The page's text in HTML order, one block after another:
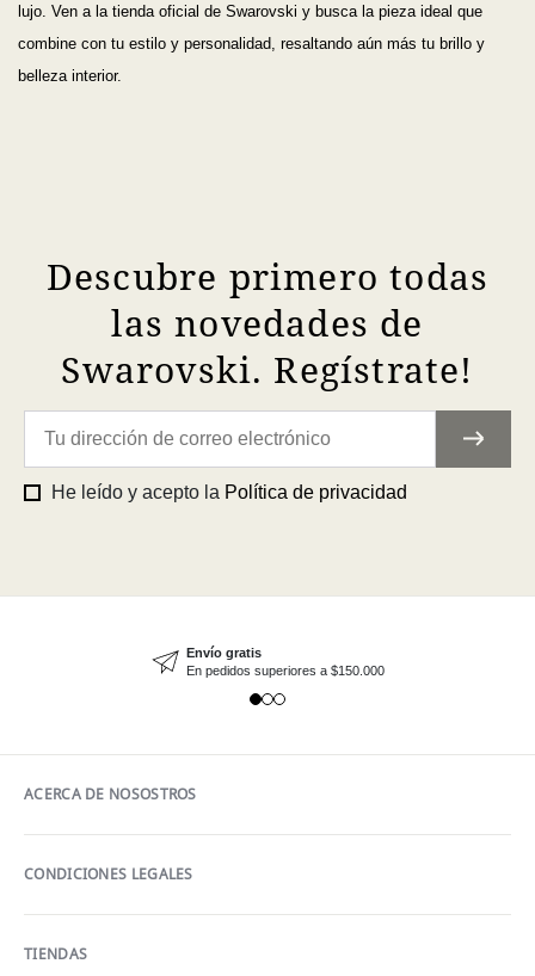
lujo. Ven a la tienda oficial de Swarovski y busca la pieza ideal que
combine con tu estilo y personalidad, resaltando aún más tu brillo y
belleza interior.
Descubre primero todas
las novedades de
Swarovski. Regístrate!
He leído y acepto la Política de privacidad
Envío gratis
En pedidos superiores a $150.000
ACERCA DE NOSOSTROS
CONDICIONES LEGALES
TIENDAS